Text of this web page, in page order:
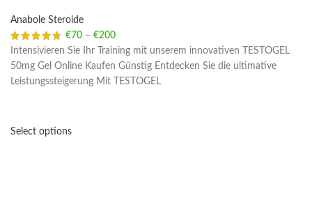
Anabole Steroide
€70 – €200
Intensivieren Sie Ihr Training mit unserem innovativen TESTOGEL
50mg Gel Online Kaufen Günstig Entdecken Sie die ultimative
Leistungssteigerung Mit TESTOGEL
Select options